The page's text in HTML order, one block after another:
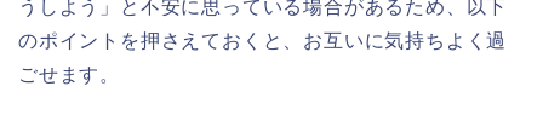
うしよう」と不安に思っている場合があるため、以下
のポイントを押さえておくと、お互いに気持ちよく過
ごせます。